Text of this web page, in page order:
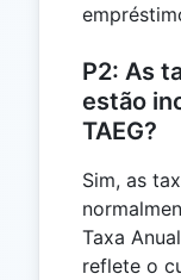
P2: As
estão
TAEG?
Sim, as
Taxa
reflete o